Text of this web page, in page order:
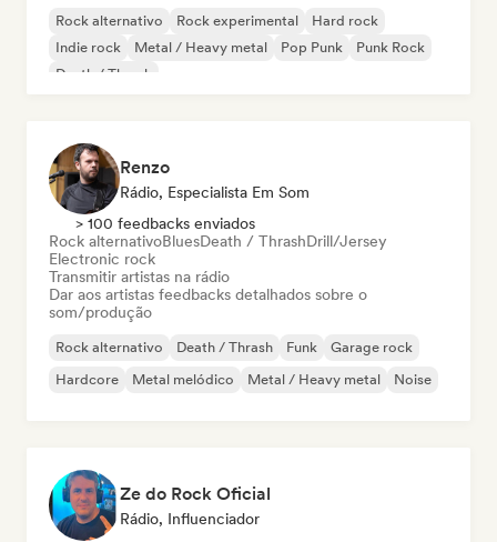
Rock alternativo Rock experimental
Hard rock
Indie rock
Metal / Heavy metal Pop Punk
Punk Rock
Death / Thrash
Renzo
Rádio, Especialista Em Som
> 100 feedbacks enviados
Rock alternativoBluesDeath / ThrashDrill/Jersey
Electronic rock
Transmitir artistas na rádio
Dar aos artistas feedbacks detalhados sobre o
som/produção
Rock alternativo Death / Thrash Funk
Garage rock
Hardcore
Metal melódico Metal / Heavy metal Noise
Ze do Rock Oficial
Rádio, Influenciador